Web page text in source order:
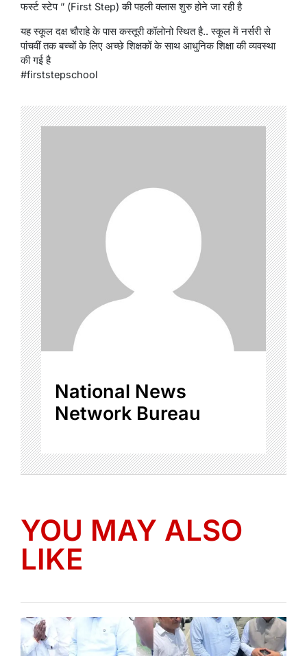
फर्स्ट स्टेप ” (First Step) की पहली क्लास शुरु होने जा रही है
यह स्कूल दक्ष चौराहे के पास कस्तूरी कॉलोनो स्थित है.. स्कूल में नर्सरी से
पांचवीं तक बच्चों के लिए अच्छे शिक्षकों के साथ आधुनिक शिक्षा की व्यवस्था
की गई है
#firststepschool
National News
Network Bureau
YOU MAY ALSO
LIKE